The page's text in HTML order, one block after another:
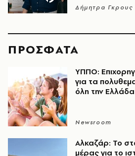
Δήμητρα Γκρους
ΠΡΟΣΦΑΤΑ
ΥΠΠΟ:
για τα
όλη την Ελλάδα
Newsroom
Αλκαζάρ: Το
μέρας για το